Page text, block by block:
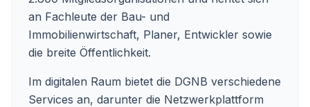
an Fachleute der Bau- und
Immobilienwirtschaft, Planer, Entwickler sowie
die breite Öffentlichkeit.
Im digitalen Raum bietet die DGNB verschiedene
Services an, darunter die Netzwerkplattform